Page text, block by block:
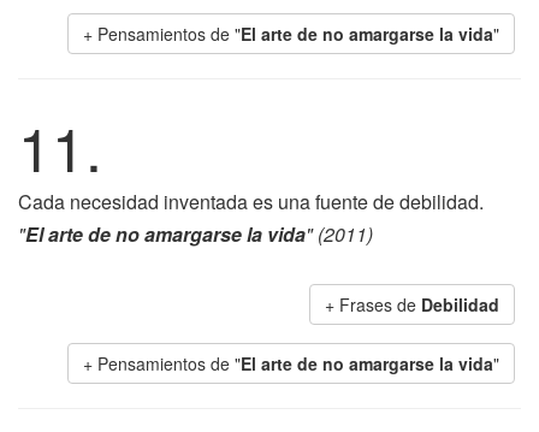
+ Pensamientos de "El arte de no amargarse la vida"
11.
Cada necesidad inventada es una fuente de debilidad.
"El arte de no amargarse la vida" (2011)
+ Frases de Debilidad
+ Pensamientos de "El arte de no amargarse la vida"